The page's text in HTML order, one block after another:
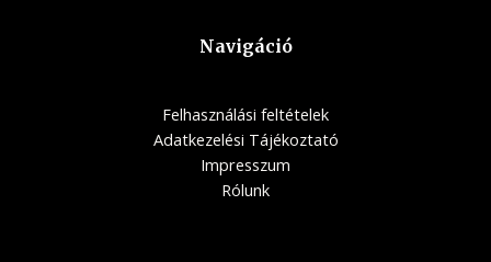
Navigáció
Felhasználási feltételek
Adatkezelési Tájékoztató
Impresszum
Rólunk